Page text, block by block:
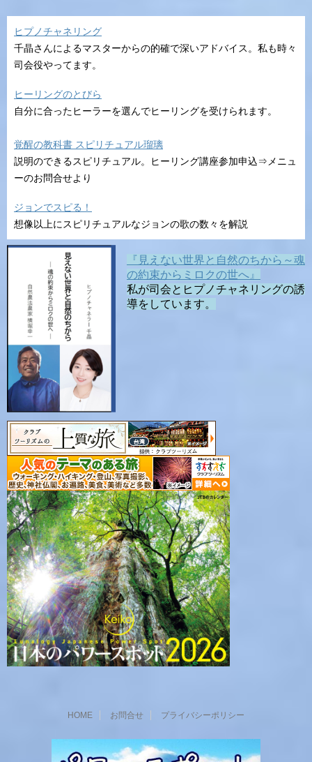
ヒプノチャネリング
千晶さんによるマスターからの的確で深いアドバイス。私も時々
司会役やってます。
ヒーリングのとびら
自分に合ったヒーラーを選んでヒーリングを受けられます。
覚醒の教科書 スピリチュアル瑠璃
説明のできるスピリチュアル。ヒーリング講座参加申込⇒メニュ
ーのお問合せより
ジョンでスピる！
想像以上にスピリチュアルなジョンの歌の数々を解説
『見えない世界と自然のちから～魂
の約束からミロクの世へ』
私が司会とヒプノチャネリングの誘
導をしています。
HOME お問合せ プライバシーポリシー